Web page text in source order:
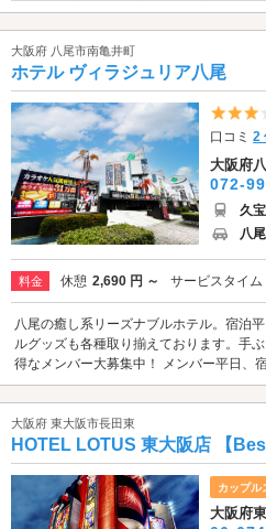
大阪府 八尾市南亀井町
ホテル ヴィラジュリア八尾
口コミ2
大阪府
072-
久
八
料金 休憩 2,690 円 ～ サービスタイム
八尾の癒し系リーズナブルホテル。宿泊
ルグッズも各種取り揃えております。手
得なメンバー大募集中！ メンバー平日、
大阪府 東大阪市長田東
HOTEL LOTUS 東大阪店 【
カップル
大阪府